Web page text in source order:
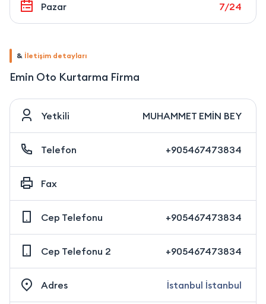
Pazar 7/24
& İletişim detayları
Emin Oto Kurtarma Firma
Yetkili MUHAMMET EMİN BEY
Telefon +905467473834
Fax
Cep Telefonu +905467473834
Cep Telefonu 2 +905467473834
Adres İstanbul İstanbul